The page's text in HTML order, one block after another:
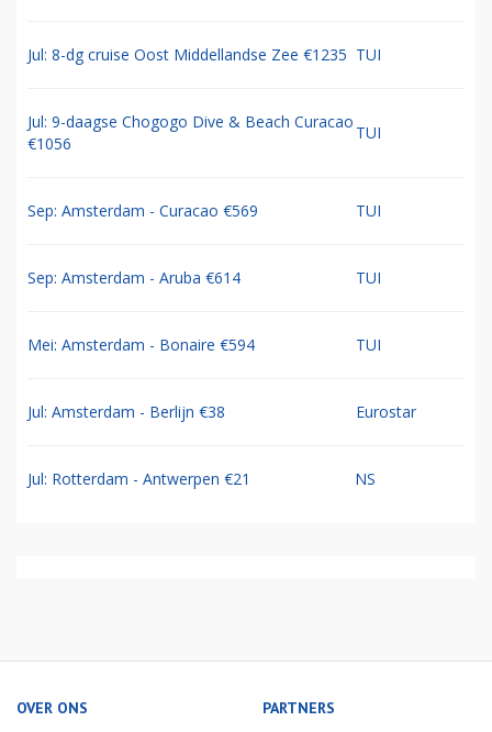
Jul: 8-dg cruise Oost Middellandse Zee €1235 TUI
Jul: 9-daagse Chogogo Dive & Beach Curacao
€1056
TUI
Sep: Amsterdam - Curacao €569 TUI
Sep: Amsterdam - Aruba €614 TUI
Mei: Amsterdam - Bonaire €594 TUI
Jul: Amsterdam - Berlijn €38 Eurostar
Jul: Rotterdam - Antwerpen €21 NS
OVER ONS PARTNERS